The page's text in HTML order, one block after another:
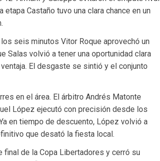
Castaño tuvo una clara chance en un
seis minutos Vitor Roque aprovechó un
Salas volvió a tener una oportunidad clara
El desgaste se sintió y el conjunto
en el área. El árbitro Andrés Matonte
López ejecutó con precisión desde los
en tiempo de descuento, López volvió a
que desató la fiesta local.
final de la Copa Libertadores y cerró su